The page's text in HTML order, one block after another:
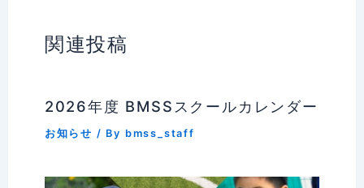
関連投稿
2026年度 BMSSスクールカレンダー
お知らせ / By bmss_staff